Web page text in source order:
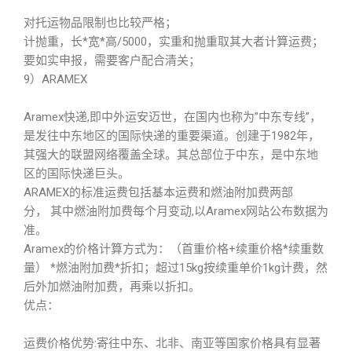
对托运物品限制也比较严格；
计抛重，长*宽*高/5000，实重和抛重取其大者计算运费；
要如实申报，需要客户配合清关；
9）ARAMEX
Aramex快递,即中外运安迈世，在国内也称为”中东专线”，
是发往中东地区的国际快递的重要渠道。创建于1982年，
其强大的联盟网络覆盖全球。其总部位于中东，是中东地
区的国际快递巨头。
ARAMEX的标准运费包括基本运费和燃油附加费两部
分， 其中燃油附加费每个月变动,以Aramex网站公布数据为
准。
Aramex的价格计算方式为：（首重价格+续重价格*续重数
量） *燃油附加费*折扣；超过15kg按续重单价1kg计费，然
后外加燃油附加费，再乘以折扣。
优点：
运费价格优势:寄往中东、北非、南亚等国家价格具有显著